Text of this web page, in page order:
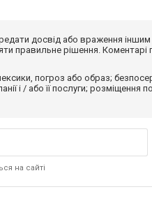
досвід або враження
правильне рішення. Коментарі
погроз або образ;
і / або її послуги; розміщення
на сайті